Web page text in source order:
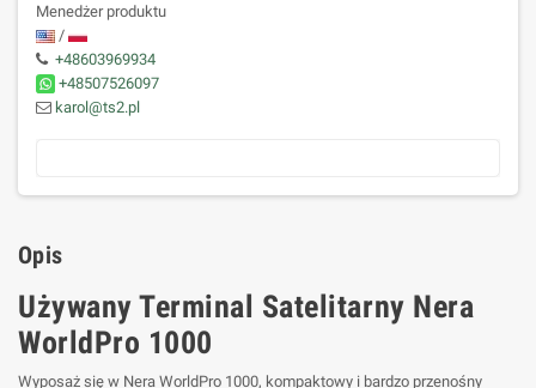
Menedżer produktu
/
+48603969934
+48507526097
karol@ts2.pl
Opis
Używany Terminal Satelitarny Nera
WorldPro 1000
Wyposaż się w Nera WorldPro 1000, kompaktowy i bardzo przenośny